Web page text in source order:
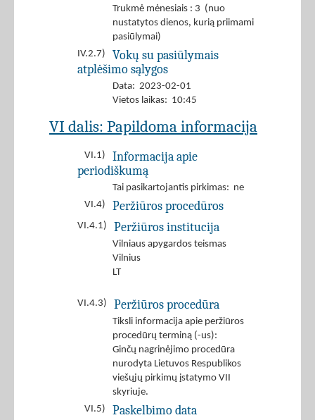
Trukmė mėnesiais : 3 (nuo
nustatytos dienos, kurią priimami
pasiūlymai)
IV.2.7)
Vokų su pasiūlymais
atplėšimo sąlygos
Data: 2023-02-01
Vietos laikas: 10:45
VI dalis: Papildoma informacija
VI.1)
Informacija apie
periodiškumą
Tai pasikartojantis pirkimas: ne
VI.4)
Peržiūros procedūros
VI.4.1) Peržiūros institucija
Vilniaus apygardos teismas
Vilnius
LT
VI.4.3) Peržiūros procedūra
Tiksli informacija apie peržiūros
procedūrų terminą (-us):
Ginčų nagrinėjimo procedūra
nurodyta Lietuvos Respublikos
viešųjų pirkimų įstatymo VII
skyriuje.
VI.5)
Paskelbimo data